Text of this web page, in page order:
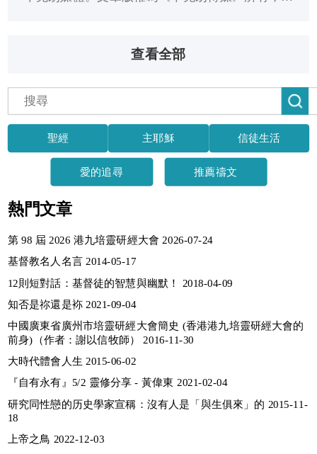
查看全部
聖經 主耶穌 信徒生活
愛的追尋 推薦禱文
熱門文章
第 98 屆 2026 港九培靈研經大會 2026-07-24
基督教名人名言 2014-05-17
12則短對話：基督徒的智慧與幽默！ 2018-04-09
知否是祢還是袮 2021-09-04
中國廣東省廣州市培靈研經大會簡史 (香港港九培靈研經大會的
前身)（作者：謝以信牧師） 2016-11-30
大時代體會人生 2015-06-02
『自有永有』5/2 靈修分享 - 黃偉東 2021-02-04
研究同性戀的历史學家宣稱：沒有人是「與生俱來」的 2015-11-
18
上帝之鳥 2022-12-03